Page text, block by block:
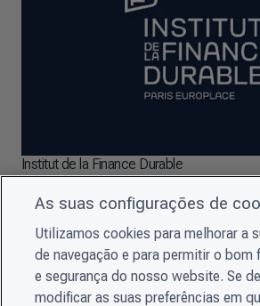
Institut de la Finance Durable
As suas configurações de
Utilizamos cookies para melhorar a
de navegação e para permitir o bom
e segurança do nosso website. Se
modificar as suas preferências em